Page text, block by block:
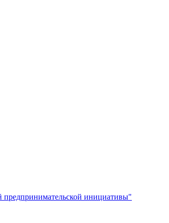
предпринимательской инициативы"